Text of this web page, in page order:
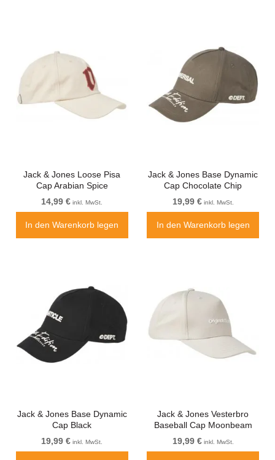
Jack & Jones Loose Pisa
Cap Arabian Spice
14,99 € inkl. MwSt.
In den Warenkorb legen
Jack & Jones Base Dynamic
Cap Chocolate Chip
19,99 €inkl. MwSt.
In den Warenkorb legen
Jack & Jones Base Dynamic
Cap Black
19,99 € inkl. MwSt.
Jack & Jones Vesterbro
Baseball Cap Moonbeam
19,99 €inkl. MwSt.